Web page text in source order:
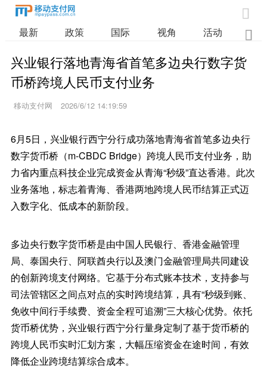

最新 政策 国际 视角 活动 业

兴业银行落地青海省首笔多边央行数字货
币桥跨境人民币支付业务
移动支付网 2026/6/12 14:19:59
6月5日，兴业银行西宁分行成功落地青海省首笔多边央行
数字货币桥（m-CBDC Bridge）跨境人民币支付业务，助
力省内重点科技企业完成资金从青海“秒级”直达香港。此次
业务落地，标志着青海、香港两地跨境人民币结算正式迈
入数字化、低成本的新阶段。
多边央行数字货币桥是由中国人民银行、香港金融管理
局、泰国央行、阿联酋央行以及澳门金融管理局共同建设
的创新跨境支付网络。它基于分布式账本技术，支持参与
司法管辖区之间点对点的实时跨境结算，具有“秒级到账、
免收中间行手续费、资金全程可追溯”三大核心优势。依托
货币桥优势，兴业银行西宁分行量身定制了基于货币桥的
跨境人民币实时汇划方案，大幅压缩资金在途时间，有效
降低企业跨境结算综合成本。